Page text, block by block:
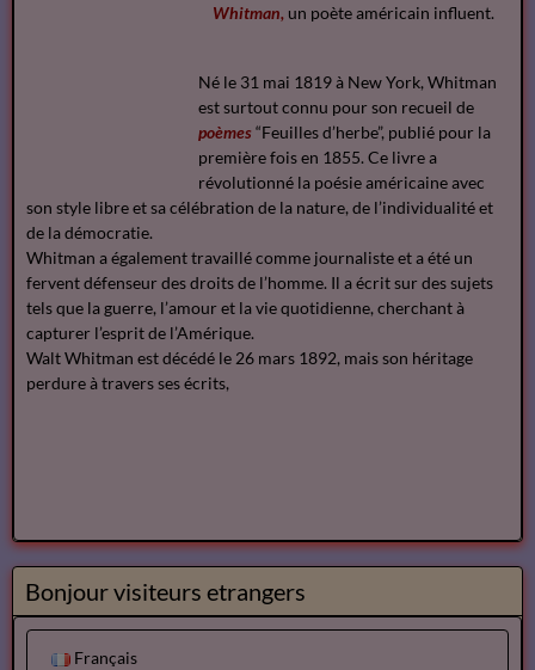
Whitman, un poète américain influent.
Né le 31 mai 1819 à New York, Whitman
est surtout connu pour son recueil de
poèmes “Feuilles d’herbe”, publié pour la
première fois en 1855. Ce livre a
révolutionné la poésie américaine avec
son style libre et sa célébration de la nature, de l’individualité et
de la démocratie.
Whitman a également travaillé comme journaliste et a été un
fervent défenseur des droits de l’homme. Il a écrit sur des sujets
tels que la guerre, l’amour et la vie quotidienne, cherchant à
capturer l’esprit de l’Amérique.
Walt Whitman est décédé le 26 mars 1892, mais son héritage
perdure à travers ses écrits,
Bonjour visiteurs etrangers
Français